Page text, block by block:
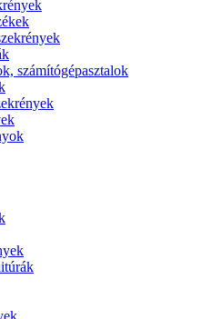
számítógépasztalok